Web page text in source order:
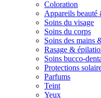
Coloration
Appareils beauté
Soins du visage
Soins du corps
Soins des mains
Rasage &
Soins bucco-
Protections
Parfums
Teint
Yeux